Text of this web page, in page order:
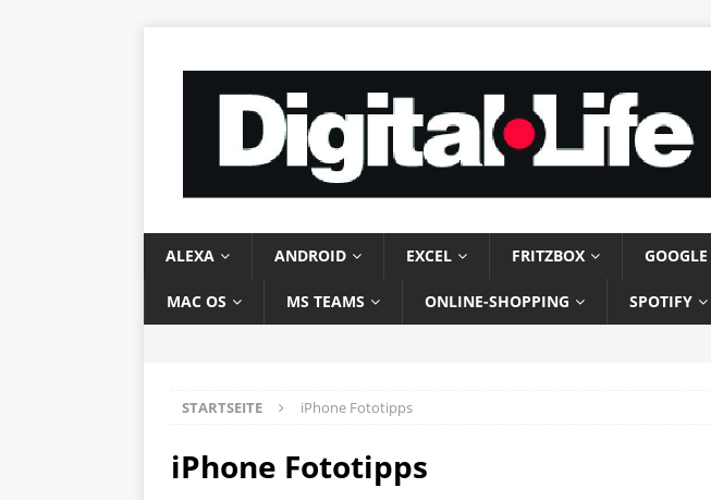
ALEXA ANDROID EXCEL FRITZBOX
MAC OS MS TEAMS ONLINE-SHOPPING SPOTIFY
STARTSEITE iPhone Fototipps
iPhone Fototipps